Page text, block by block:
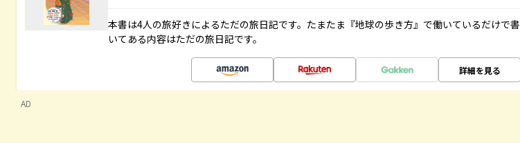
本書は4人の旅好きによるただの旅日記です。たまたま『地球の歩き方』で働いているだけで書
いてある内容はただの旅日記です。
詳細を見る
AD